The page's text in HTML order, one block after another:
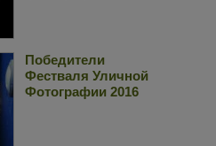
Победители
Фестваля Уличной
Фотографии 2016